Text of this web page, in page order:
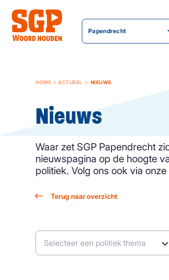
Papendrecht
HOME ACTUEEL NIEUWS
Nieuws
Waar zet SGP Papendrecht
nieuwspagina op de hoogte
politiek. Volg ons ook via onze
Terug naar overzicht